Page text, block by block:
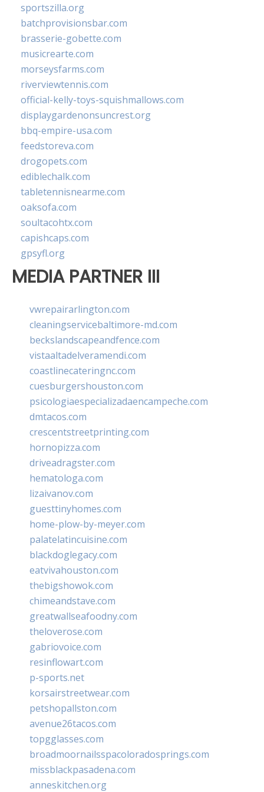
sportszilla.org
batchprovisionsbar.com
brasserie-gobette.com
musicrearte.com
morseysfarms.com
riverviewtennis.com
official-kelly-toys-squishmallows.com
displaygardenonsuncrest.org
bbq-empire-usa.com
feedstoreva.com
drogopets.com
ediblechalk.com
tabletennisnearme.com
oaksofa.com
soultacohtx.com
capishcaps.com
gpsyfl.org
MEDIA PARTNER III
vwrepairarlington.com
cleaningservicebaltimore-md.com
beckslandscapeandfence.com
vistaaltadelveramendi.com
coastlinecateringnc.com
cuesburgershouston.com
psicologiaespecializadaencampeche.com
dmtacos.com
crescentstreetprinting.com
hornopizza.com
driveadragster.com
hematologa.com
lizaivanov.com
guesttinyhomes.com
home-plow-by-meyer.com
palatelatincuisine.com
blackdoglegacy.com
eatvivahouston.com
thebigshowok.com
chimeandstave.com
greatwallseafoodny.com
theloverose.com
gabriovoice.com
resinflowart.com
p-sports.net
korsairstreetwear.com
petshopallston.com
avenue26tacos.com
topgglasses.com
broadmoornailsspacoloradosprings.com
missblackpasadena.com
anneskitchen.org